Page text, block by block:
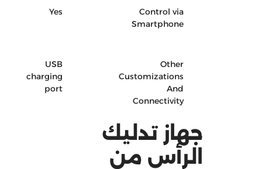
Control via
Smartphone
Yes
Other
Customizations
And
Connectivity
USB
charging
port
جهاز تدليك
الرأس من